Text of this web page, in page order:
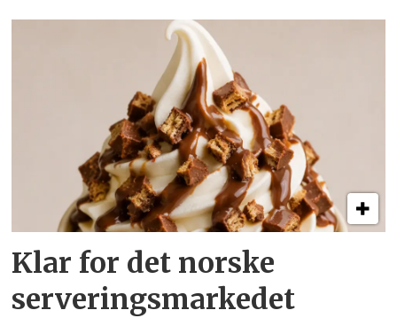
Klar for det norske
serveringsmarkedet